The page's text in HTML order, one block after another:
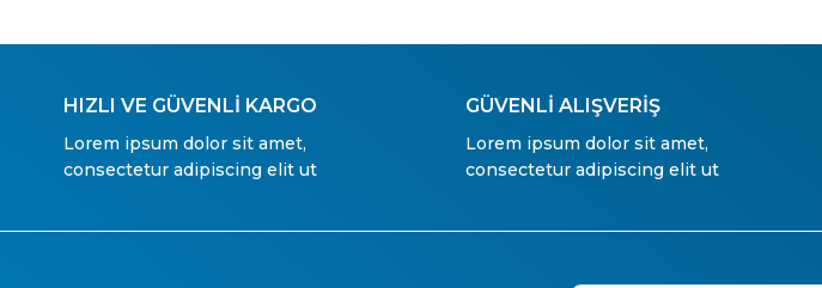
HIZLI VE GÜVENLİ KARGO
Lorem ipsum dolor sit amet,
consectetur adipiscing elit ut
GÜVENLİ ALIŞVERİŞ
Lorem ipsum dolor sit amet,
consectetur adipiscing elit ut